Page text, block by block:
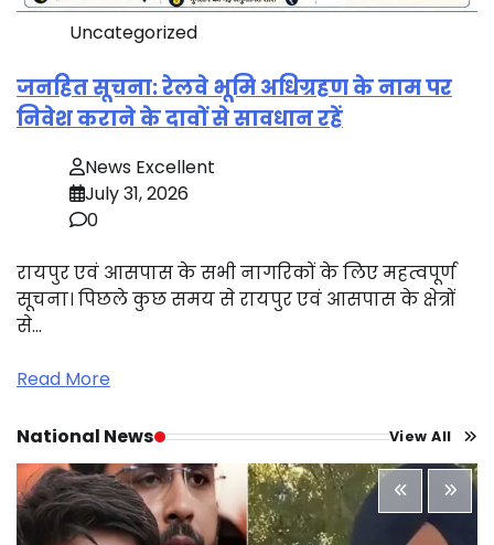
Uncategorized
जनहित सूचना: रेलवे भूमि अधिग्रहण के नाम पर
निवेश कराने के दावों से सावधान रहें
News Excellent
July 31, 2026
0
रायपुर एवं आसपास के सभी नागरिकों के लिए महत्वपूर्ण
सूचना। पिछले कुछ समय से रायपुर एवं आसपास के क्षेत्रों
से…
Read More
National News View All